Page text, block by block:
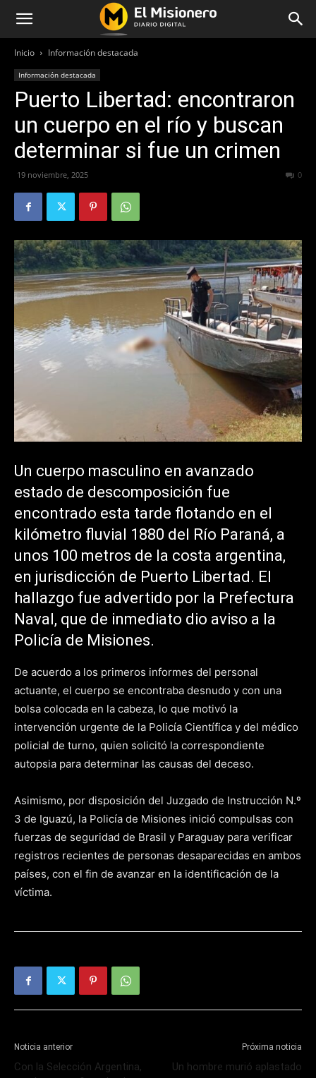
Inicio Información destacada
Información destacada
Puerto Libertad: encontraron
un cuerpo en el río y buscan
determinar si fue un crimen
19 noviembre, 2025 0
Un cuerpo masculino en avanzado
estado de descomposición fue
encontrado esta tarde flotando en el
kilómetro fluvial 1880 del Río Paraná, a
unos 100 metros de la costa argentina,
en jurisdicción de Puerto Libertad. El
hallazgo fue advertido por la Prefectura
Naval, que de inmediato dio aviso a la
Policía de Misiones.
De acuerdo a los primeros informes del personal
actuante, el cuerpo se encontraba desnudo y con una
bolsa colocada en la cabeza, lo que motivó la
intervención urgente de la Policía Científica y del médico
policial de turno, quien solicitó la correspondiente
autopsia para determinar las causas del deceso.
Asimismo, por disposición del Juzgado de Instrucción N.º
3 de Iguazú, la Policía de Misiones inició compulsas con
fuerzas de seguridad de Brasil y Paraguay para verificar
registros recientes de personas desaparecidas en ambos
países, con el fin de avanzar en la identificación de la
víctima.
Noticia anterior
Con la Selección Argentina,
Próxima noticia
Un hombre murió aplastado